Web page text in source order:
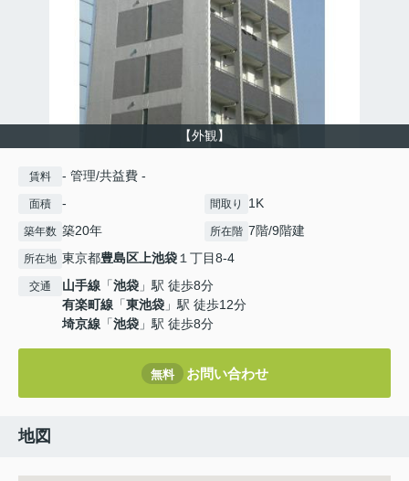
【外観】
賃料 - 管理/共益費 -
面積 - 間取り 1K
築年数 築20年 所在階 7階/9階建
所在地 東京都豊島区上池袋１丁目8-4
交通 山手線 「池袋 」駅 徒歩8分
有楽町線 「東池袋 」駅 徒歩12分
埼京線 「池袋 」駅 徒歩8分
無料 お問い合わせ
地図